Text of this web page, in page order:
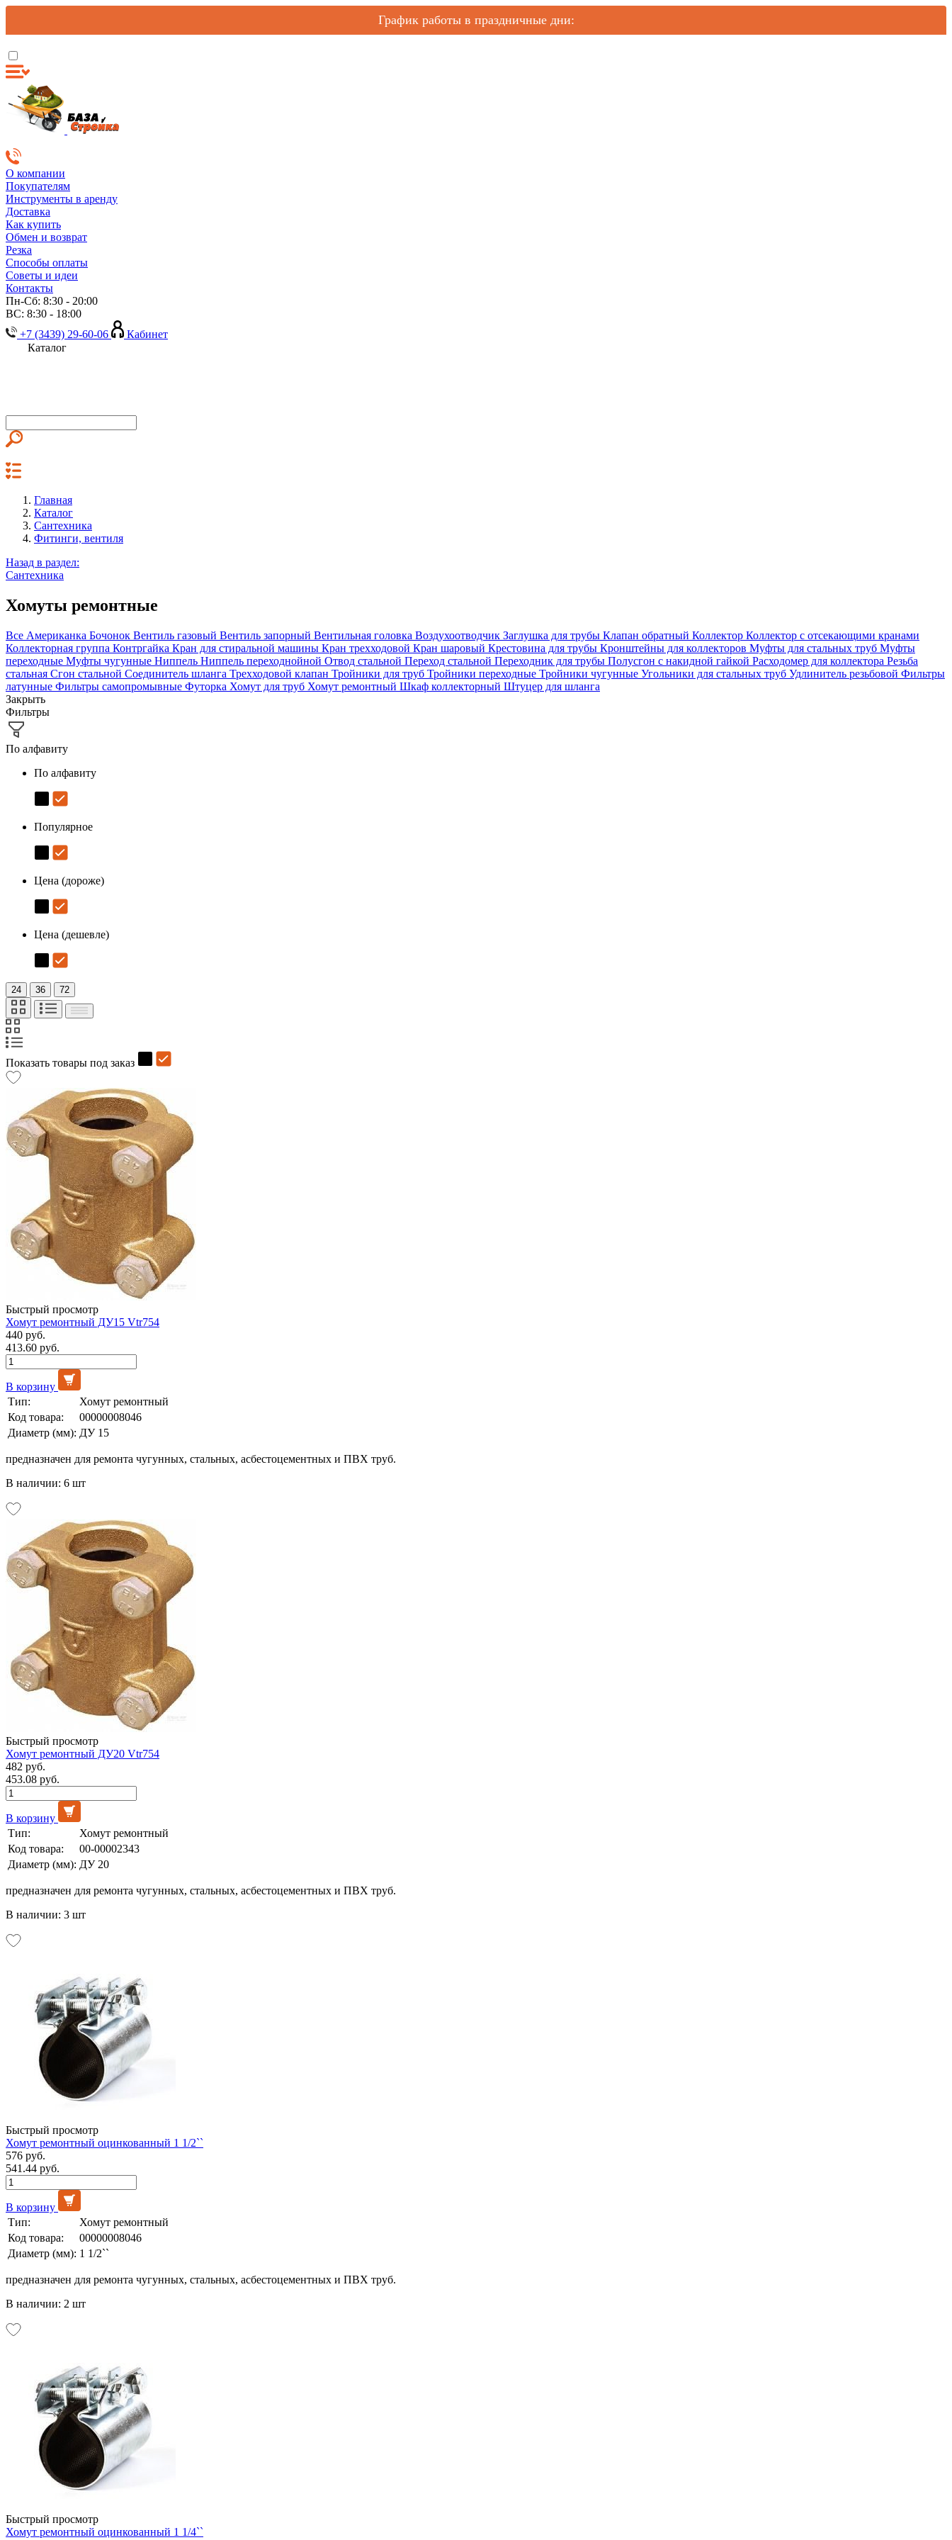
График работы в праздничные дни:
О компании
Покупателям
Инструменты в аренду
Доставка
Как купить
Обмен и возврат
Резка
Способы оплаты
Советы и идеи
Контакты
Пн-Сб: 8:30 - 20:00
ВС: 8:30 - 18:00
+7 (3439) 29-60-06
Кабинет
Каталог
Главная
Каталог
Сантехника
Фитинги, вентиля
Назад в раздел:
Сантехника
Хомуты ремонтные
Все Американка Бочонок Вентиль газовый Вентиль запорный Вентильная головка Воздухоотводчик Заглушка для трубы Клапан обратный Коллектор Коллектор с отсекающими кранами
Коллекторная группа Контргайка Кран для стиральной машины Кран трехходовой Кран шаровый Крестовина для трубы Кронштейны для коллекторов Муфты для стальных труб Муфты
переходные Муфты чугунные Ниппель Ниппель переходнойной Отвод стальной Переход стальной Переходник для трубы Полусгон с накидной гайкой Расходомер для коллектора Резьба
стальная Сгон стальной Соединитель шланга Трехходовой клапан Тройники для труб Тройники переходные Тройники чугунные Угольники для стальных труб Удлинитель резьбовой Фильтры
латунные Фильтры самопромывные Футорка Хомут для труб Хомут ремонтный Шкаф коллекторный Штуцер для шланга
Закрыть
Фильтры
По алфавиту
По алфавиту
Популярное
Цена (дороже)
Цена (дешевле)
24 36 72
Показать товары под заказ
Быстрый просмотр
Хомут ремонтный ДУ15 Vtr754
440 руб.
413.60 руб.
В корзину
Тип:
Хомут ремонтный
Код товара:
00000008046
Диаметр (мм): ДУ 15
предназначен для ремонта чугунных, стальных, асбестоцементных и ПВХ труб.
В наличии: 6 шт
Быстрый просмотр
Хомут ремонтный ДУ20 Vtr754
482 руб.
453.08 руб.
В корзину
Тип:
Хомут ремонтный
Код товара:
00-00002343
Диаметр (мм): ДУ 20
предназначен для ремонта чугунных, стальных, асбестоцементных и ПВХ труб.
В наличии: 3 шт
Быстрый просмотр
Хомут ремонтный оцинкованный 1 1/2``
576 руб.
541.44 руб.
В корзину
Тип:
Хомут ремонтный
Код товара:
00000008046
Диаметр (мм): 1 1/2``
предназначен для ремонта чугунных, стальных, асбестоцементных и ПВХ труб.
В наличии: 2 шт
Быстрый просмотр
Хомут ремонтный оцинкованный 1 1/4``